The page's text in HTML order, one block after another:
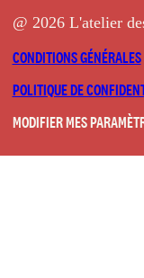
@ 2026 L'atelier
CONDITIONS GÉNÉRALES
POLITIQUE DE
MODIFIER MES